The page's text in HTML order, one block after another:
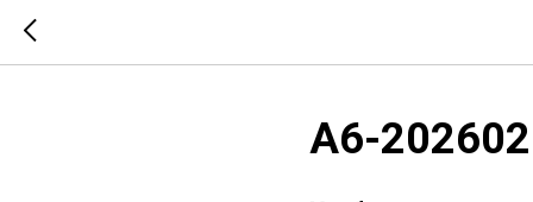
А6-